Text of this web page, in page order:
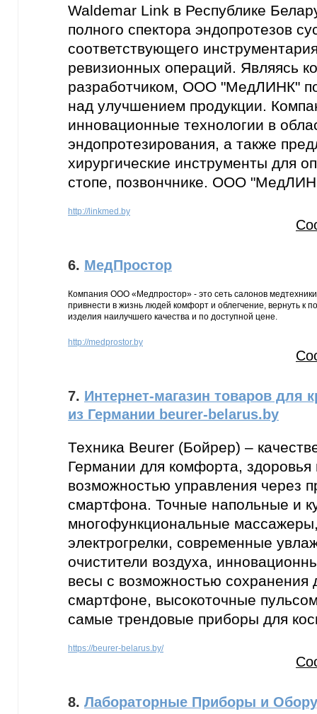
Waldemar Link в Республике
полного спектора эндопротезов
соответствующего
ревизионных операций. Являясь
разработчиком, ООО "МедЛИНК"
над улучшением продукции.
инновационные технологии в
эндопротезирования, а также
хирургические инструменты для
стопе, позвончнике. ООО
http://linkmed.by
6. МедПростор
Компания ООО «Медпростор» - это сеть салонов
привнести в жизнь людей комфорт и облегчение, вернуть к
изделия наилучшего качества и по доступной цене.
http://medprostor.by
7. Интернет-магазин товаров для
из Германии beurer-belarus.by
Техника Beurer (Бойрер) –
Германии для комфорта, здоровья
возможностью управления через
смартфона. Точные напольные и
многофункциональные
электрогрелки, современные
очистители воздуха,
весы с возможностью сохранения
смартфоне, высокоточные
самые трендовые приборы для
https://beurer-belarus.by/
8. Лабораторные Приборы и